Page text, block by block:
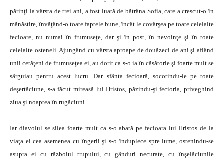
părinţi la vârsta de trei ani, a fost luată de bătrâna Sofia, care a crescut-o în
mănăstire, învăţând-o toate faptele bune, încât le covârşea pe toate celelalte
fecioare, nu numai în frumuseţe, dar şi în post, în nevoinţe şi în toate
celelalte osteneli. Ajungând cu vârsta aproape de douăzeci de ani şi aflând
unii cetăţeni de frumuseţea ei, au dorit ca s-o ia în căsătorie şi foarte mult se
sârguiau pentru acest lucru. Dar sfânta fecioară, socotindu-le pe toate
deşertăciune, s-a făcut mireasă lui Hristos, păzindu-şi fecioria, priveghind
ziua şi noaptea în rugăciuni.
Iar diavolul se silea foarte mult ca s-o abată pe fecioara lui Hristos de la
viaţa ei cea asemenea cu îngerii şi s-o înduplece spre lume, ostenindu-se
asupra ei cu războiul trupului, cu gânduri necurate, cu înşelăciunile